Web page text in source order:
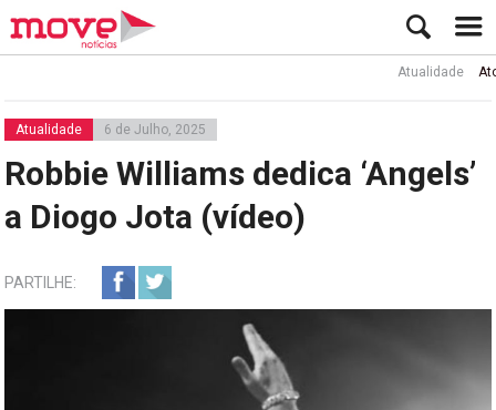
Atualidade Ator Rui
Atualidade 6 de Julho, 2025
Robbie Williams dedica ‘Angels’
a Diogo Jota (vídeo)
PARTILHE: